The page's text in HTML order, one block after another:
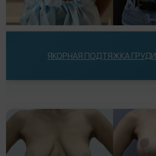
Статьи
ЯКОРНАЯ ПОДТЯЖКА ГРУДИ